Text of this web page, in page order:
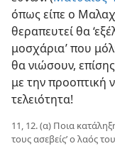
όπως είπε ο
θεραπευτεί θα
μοσχάρια’ που
θα νιώσουν,
με την προοπτική
τελειότητα!
11, 12. (α) Ποια
τους ασεβείς’ ο λαός